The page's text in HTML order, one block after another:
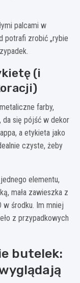
palcami w
potrafi zrobić „rybie
(i
farby,
da się pójść w dekor
a etykieta jako
czyste, żeby
elementu,
mała zawieszka z
w środku. Im mniej
z przypadkowych
butelek: